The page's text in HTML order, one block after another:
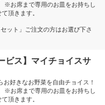
※お席まで専用のお皿をお持ちし
頂きます。
セット」ご注文の方はお選び下さ
ビス】マイチョイスサ
好きなお野菜を自由チョイス！
※お席まで専用のお皿をお持ちし
頂きます。